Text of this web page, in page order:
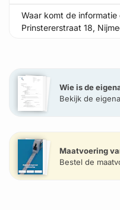
Waar komt de informatie
Prinstererstraat 18,
Wie is de
Bekijk de
Maatvoering
Bestel de